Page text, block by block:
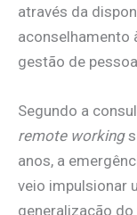
através da
aconselhamento
gestão de
Segundo a
remote working
anos, a
veio impulsionar
generalização